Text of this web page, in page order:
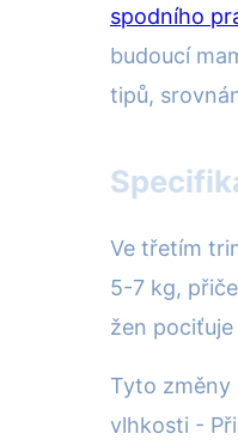
spodního
budoucí
tipů,
Ve třetím
5-7 kg,
žen
Tyto změny
vlhkosti -